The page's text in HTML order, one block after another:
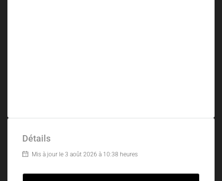
Détails
Mis à jour le 3 août 2026 à 10:38 heures